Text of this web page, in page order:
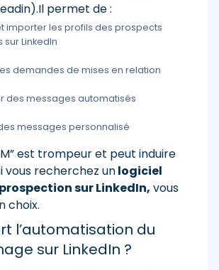
permet de :
importer les profils des prospects
sur LinkedIn
demandes de mises en relation
des messages automatisés
messages personnalisé
est trompeur et peut induire
vous recherchez unlogiciel
sur LinkedIn, vous
choix.
l’automatisation du
sur LinkedIn ?